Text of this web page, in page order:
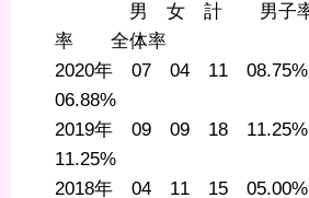
男 女 計 男子
率 全体率
2020年 07 04 11
06.88%
2019年 09 09 18
11.25%
2018年 04 11 15